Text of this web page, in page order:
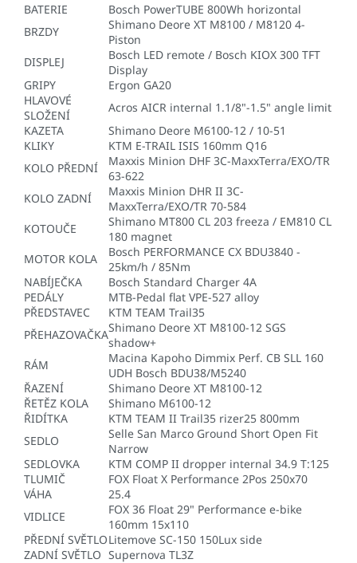
BATERIE
Bosch PowerTUBE 800Wh horizontal
BRZDY
Shimano Deore XT M8100 / M8120 4-
Piston
DISPLEJ
Bosch LED remote / Bosch KIOX 300 TFT
Display
GRIPY
Ergon GA20
HLAVOVÉ
SLOŽENÍ
Acros AICR internal 1.1/8"-1.5" angle limit
KAZETA
Shimano Deore M6100-12 / 10-51
KLIKY
KTM E-TRAIL ISIS 160mm Q16
KOLO PŘEDNÍ
Maxxis Minion DHF 3C-MaxxTerra/EXO/TR
63-622
KOLO ZADNÍ
Maxxis Minion DHR II 3C-
MaxxTerra/EXO/TR 70-584
KOTOUČE
Shimano MT800 CL 203 freeza / EM810 CL
180 magnet
MOTOR KOLA
Bosch PERFORMANCE CX BDU3840 -
25km/h / 85Nm
NABÍJEČKA
Bosch Standard Charger 4A
PEDÁLY
MTB-Pedal flat VPE-527 alloy
PŘEDSTAVEC
KTM TEAM Trail35
PŘEHAZOVAČKAShimano Deore XT M8100-12 SGS
shadow+
RÁM
Macina Kapoho Dimmix Perf. CB SLL 160
UDH Bosch BDU38/M5240
ŘAZENÍ
Shimano Deore XT M8100-12
ŘETĚZ KOLA
Shimano M6100-12
ŘIDÍTKA
KTM TEAM II Trail35 rizer25 800mm
SEDLO
Selle San Marco Ground Short Open Fit
Narrow
SEDLOVKA
KTM COMP II dropper internal 34.9 T:125
TLUMIČ
FOX Float X Performance 2Pos 250x70
VÁHA
25.4
VIDLICE
FOX 36 Float 29" Performance e-bike
160mm 15x110
PŘEDNÍ SVĚTLOLitemove SC-150 150Lux side
ZADNÍ SVĚTLO Supernova TL3Z